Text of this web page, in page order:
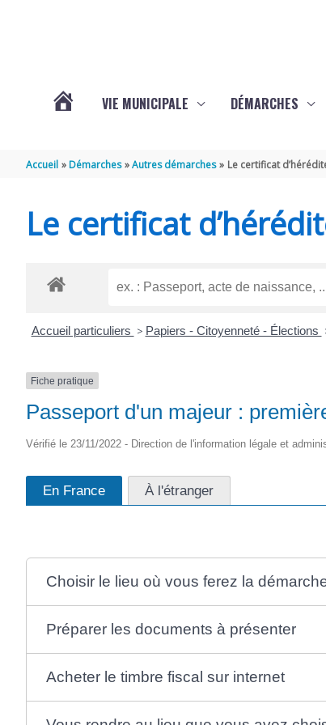
THÉNAC
VIE MUNICIPALE DÉMARCHES
Accueil Démarches Autres démarches Le certificat
Le certificat
Accueil particuliers > Papiers - Citoyenneté - Élections
Fiche pratique
Passeport d'un majeur :
Vérifié le 23/11/2022 - Direction de l'information légale et
En France À l'étranger
Choisir le lieu où vous ferez la
Préparer les documents à présenter
Acheter le timbre fiscal sur internet